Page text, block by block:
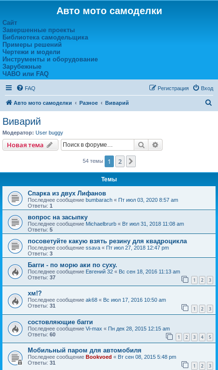
Авто мото самоделки
Сайт
Завершенные проекты
Библиотека самодельщика
Примеры решений
Чертежи и модели
Инструменты и оборудование
Зарубежные
ЧАВО или FAQ
FAQ Вход
Регистрация
Авто мото самоделки Разное Виварий
Виварий
Модератор: User buggy
Новая тема Поиск
54 темы 1 2
Темы
Спарка из двух Лифанов
Последнее сообщение bumbarach « Пт июл 03, 2020 8:57 am
Ответы: 1
вопрос на засыпку
Последнее сообщение Michaelbrurb « Вт июл 31, 2018 11:08 am
Ответы: 5
посоветуйте какую взять резину для квадроцикла
Последнее сообщение ssava « Пт июл 27, 2018 12:47 pm
Ответы: 3
Багги - по морю аки по суху.
Последнее сообщение Евгений 32 « Вс сен 18, 2016 11:13 am
Ответы: 37 1 2 3
хм!?
Последнее сообщение ak68 « Вс июл 17, 2016 10:50 am
Ответы: 31 1 2 3
состовляющие багги
Последнее сообщение Vi-max « Пн дек 28, 2015 12:15 am
Ответы: 60 1 2 3 4 5
Мобильный паром для автомобиля
Последнее сообщение Bookvoed « Вт сен 08, 2015 5:48 pm
Ответы: 31 1 2 3